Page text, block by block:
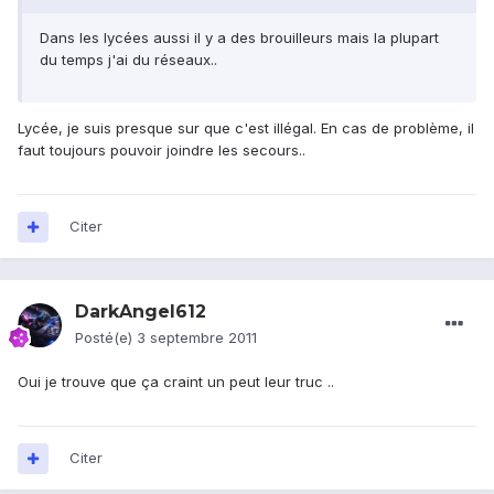
Dans les lycées aussi il y a des brouilleurs mais la plupart
du temps j'ai du réseaux..
Lycée, je suis presque sur que c'est illégal. En cas de problème, il
faut toujours pouvoir joindre les secours..
Citer
DarkAngel612
Posté(e) 3 septembre 2011
Oui je trouve que ça craint un peut leur truc ..
Citer